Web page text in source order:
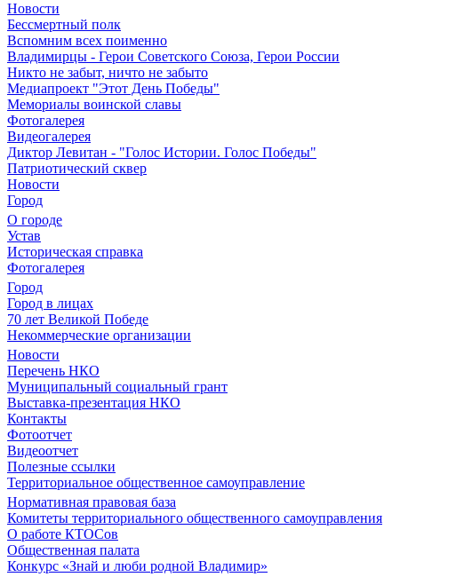
Новости
Бессмертный полк
Вспомним всех поименно
Владимирцы - Герои Советского Союза, Герои России
Никто не забыт, ничто не забыто
Медиапроект "Этот День Победы"
Мемориалы воинской славы
Фотогалерея
Видеогалерея
Диктор Левитан - "Голос Истории. Голос Победы"
Патриотический сквер
Новости
Город
О городе
Устав
Историческая справка
Фотогалерея
Город
Город в лицах
70 лет Великой Победе
Некоммерческие организации
Новости
Перечень НКО
Муниципальный социальный грант
Выставка-презентация НКО
Контакты
Фотоотчет
Видеоотчет
Полезные ссылки
Территориальное общественное самоуправление
Нормативная правовая база
Комитеты территориального общественного самоуправления
О работе КТОСов
Общественная палата
Конкурс «Знай и люби родной Владимир»